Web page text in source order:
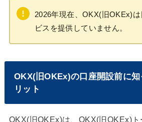
2026年現在、OKX(旧OKEx)
ビスを提供していません。
OKX(旧OKEx)の口座開設前に
リット
OKX(旧OKEx)は、OKX(旧OKEx)